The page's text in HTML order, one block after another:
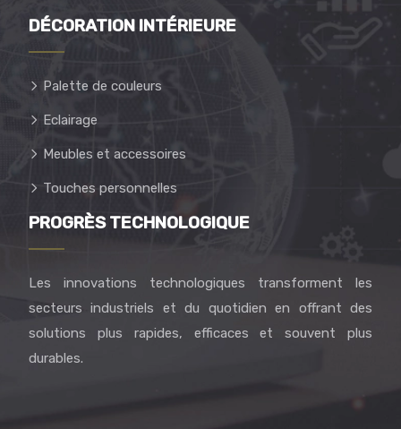
DÉCORATION INTÉRIEURE
Palette de couleurs
Eclairage
Meubles et accessoires
Touches personnelles
PROGRÈS TECHNOLOGIQUE
Les innovations technologiques transforment les
secteurs industriels et du quotidien en offrant des
solutions plus rapides, efficaces et souvent plus
durables.